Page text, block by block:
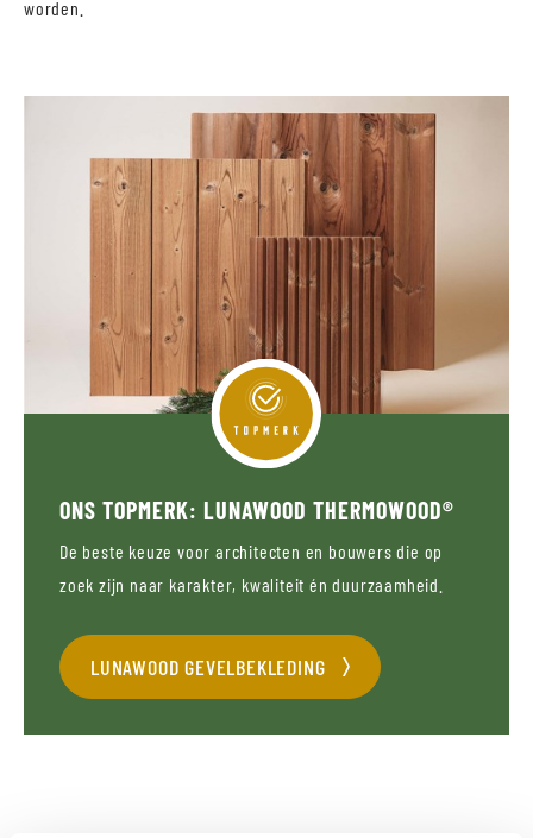
worden.
ONS TOPMERK: LUNAWOOD THERMOWOOD®
De beste keuze voor architecten en bouwers die op
zoek zijn naar karakter, kwaliteit én duurzaamheid.
LUNAWOOD GEVELBEKLEDING